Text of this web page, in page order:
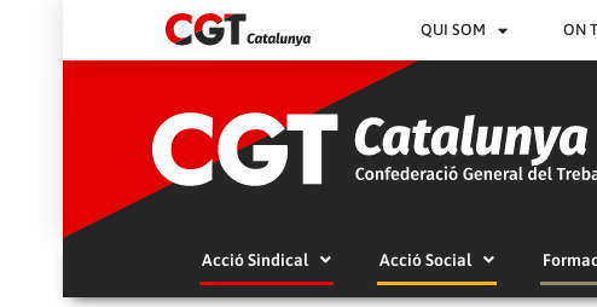
QUI SOM ON
Acció Sindical Acció Social